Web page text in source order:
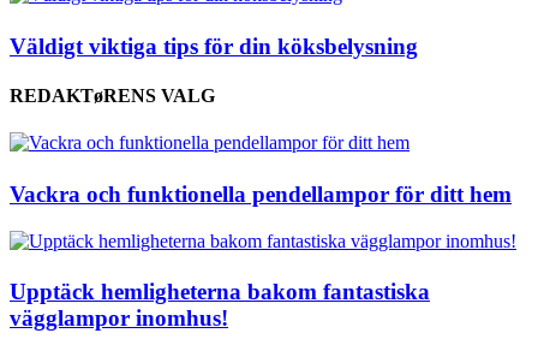
Väldigt viktiga tips för din köksbelysning
REDAKTøRENS VALG
Vackra och funktionella pendellampor för ditt hem
Upptäck hemligheterna bakom fantastiska
vägglampor inomhus!